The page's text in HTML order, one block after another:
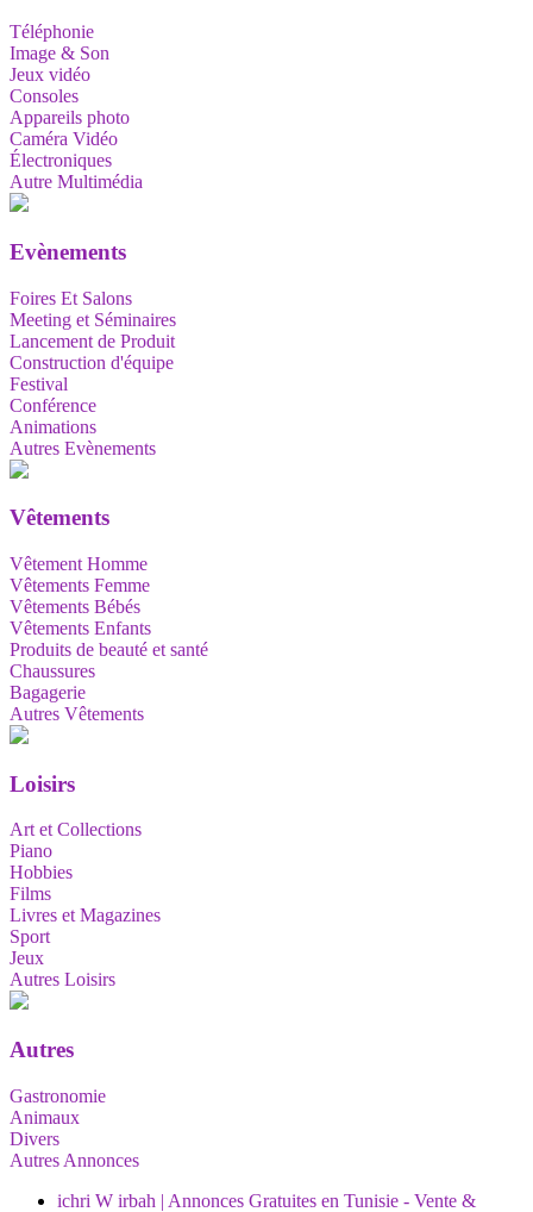
Téléphonie
Image & Son
Jeux vidéo
Consoles
Appareils photo
Caméra Vidéo
Électroniques
Autre Multimédia
Evènements
Foires Et Salons
Meeting et Séminaires
Lancement de Produit
Construction d'équipe
Festival
Conférence
Animations
Autres Evènements
Vêtements
Vêtement Homme
Vêtements Femme
Vêtements Bébés
Vêtements Enfants
Produits de beauté et santé
Chaussures
Bagagerie
Autres Vêtements
Loisirs
Art et Collections
Piano
Hobbies
Films
Livres et Magazines
Sport
Jeux
Autres Loisirs
Autres
Gastronomie
Animaux
Divers
Autres Annonces
ichri W irbah | Annonces Gratuites en Tunisie - Vente &